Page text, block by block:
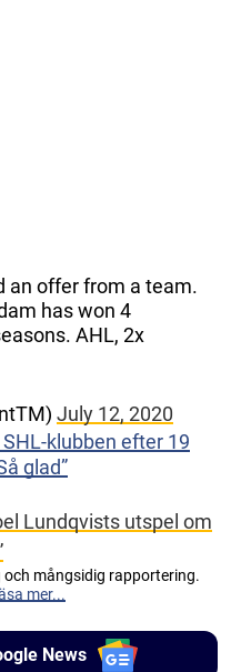
an offer from a team.
has won 4
AHL, 2x
July 12, 2020
klubben efter 19
glad”
Lundqvists utspel om
mångsidig rapportering.
mer...
News